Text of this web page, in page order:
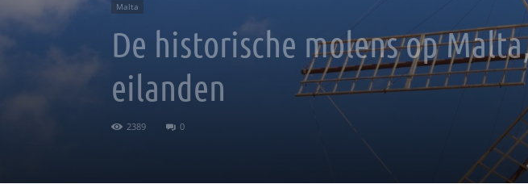
Malta
De historische molens op
eilanden
2389 0